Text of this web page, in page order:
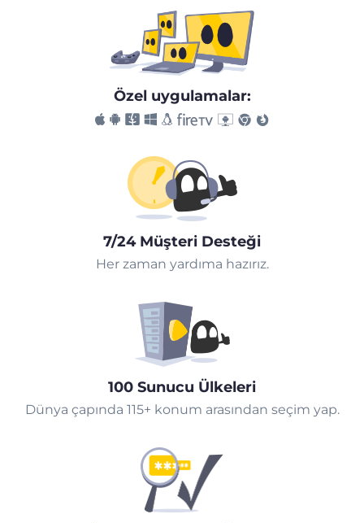
Özel uygulamalar:
7/24 Müşteri Desteği
Her zaman yardıma hazırız.
100 Sunucu Ülkeleri
Dünya çapında 115+ konum arasından seçim yap.